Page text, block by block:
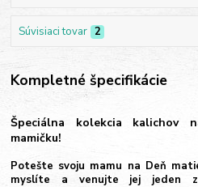
Súvisiaci tovar 2
Kompletné špecifikácie
Špeciálna kolekcia
mamičku!
Potešte svoju mamu na Deň
myslíte a venujte jej jeden z